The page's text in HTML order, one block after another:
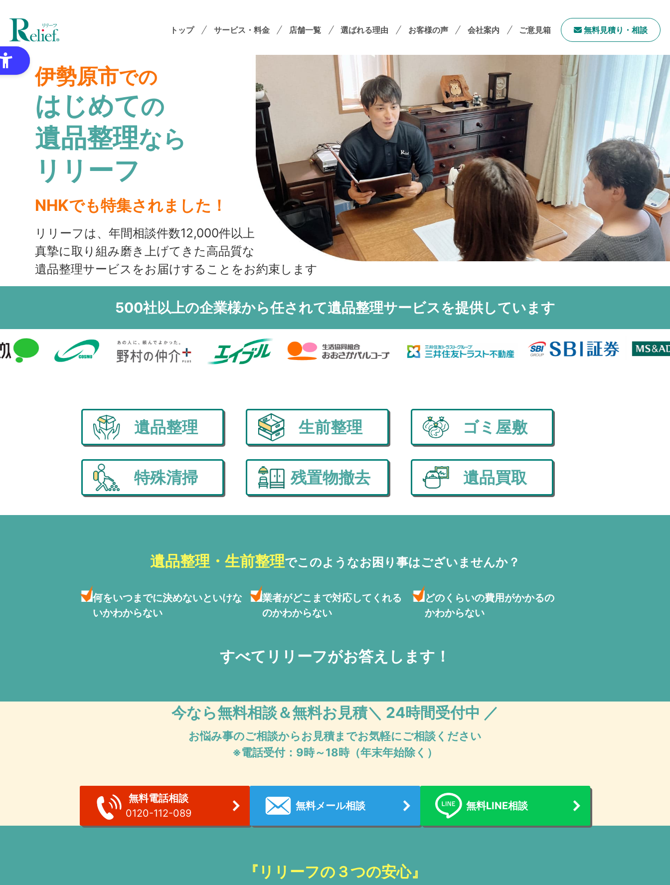
トップ サービス・料金
特殊清掃・孤独死
ゴミ屋敷・モノ屋敷
オプションサービス
想い出整理パック
各種セミナーのご案内
領収書の発行方法
店舗一覧 選ばれる理由 お客様の声 会社案内
社長メッセージ
会社概要
採用情報
サステナビリティ
「ユニウェブ」の使い方
フランチャイズ加盟オーナー募集
ご意見箱 無料⾒積り・相談
伊勢原市での
はじめての
遺品整理なら
リリーフ
NHKでも特集されました！
リリーフは、年間相談件数12,000件以上
真摯に取り組み磨き上げてきた高品質な
遺品整理サービスをお届けすることをお約束します
500社以上の企業様から任されて遺品整理サービスを提供しています
遺品整理 生前整理 ゴミ屋敷
特殊清掃 残置物撤去 遺品買取
遺品整理・生前整理でこのようなお困り事はございませんか？
何をいつまでに決めないといけな
いかわからない
業者がどこまで対応して くれる
のかわからない
どのくらいの費用がかかるの
かわからない
すべてリリーフがお答えします！
今なら無料相談＆無料お見積＼ 24時間受付中 ／
お悩み事のご相談からお見積までお気軽にご相談ください
※電話受付：9時～18時（年末年始除く）
無料電話相談
0120-112-089
無料メール相談 無料LINE相談
『リリーフの３つの安心』